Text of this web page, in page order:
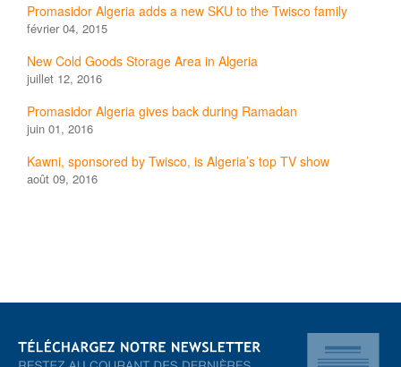
Promasidor Algeria adds a new SKU to the Twisco family
février 04, 2015
New Cold Goods Storage Area in Algeria
juillet 12, 2016
Promasidor Algeria gives back during Ramadan
juin 01, 2016
Kawni, sponsored by Twisco, is Algeria’s top TV show
août 09, 2016